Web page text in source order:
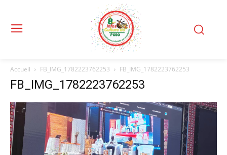
Accueil FB_IMG_1782223762253 FB_IMG_1782223762253
FB_IMG_1782223762253